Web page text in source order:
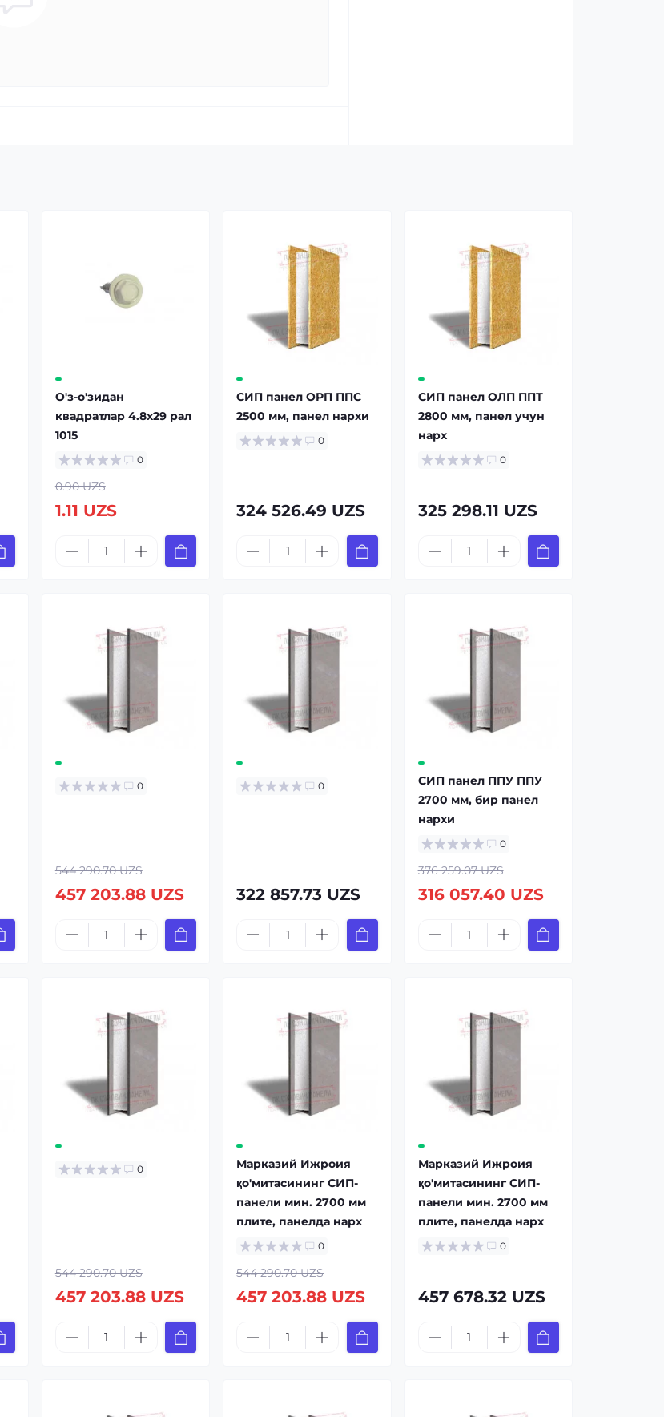
О'з-о'зидан
квадратлар 4.8x29 рал
1015
0
0.90 UZS
1.11 UZS
СИП панел ОРП ППС
2500 мм, панел нарxи
0
324 526.49 UZS
СИП панел ОЛП ППТ
2800 мм, панел учун
нарx
0
325 298.11 UZS
0
544 290.70 UZS
457 203.88 UZS
0
322 857.73 UZS
СИП панел ППУ ППУ
2700 мм, бир панел
нарxи
0
376 259.07 UZS
316 057.40 UZS
0
544 290.70 UZS
457 203.88 UZS
Марказий Ижроия
қо'митасининг СИП-
панели мин. 2700 мм
плите, панелда нарx
0
544 290.70 UZS
457 203.88 UZS
Марказий Ижроия
қо'митасининг СИП-
панели мин. 2700 мм
плите, панелда нарx
0
457 678.32 UZS